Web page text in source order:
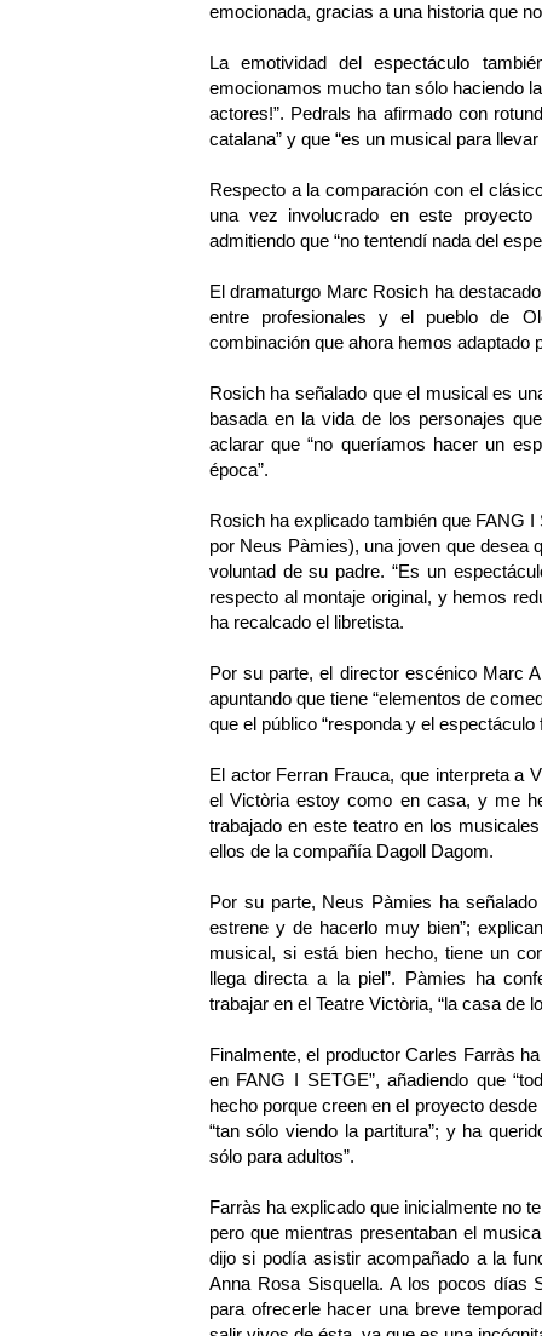
emocionada, gracias a una historia que
La emotividad del espectáculo
emocionamos mucho tan sólo haciendo
actores!”. Pedrals ha afirmado con
catalana” y que “es un musical para
Respecto a la comparación con el
una vez involucrado en este
admitiendo que “no tentendí nada del
El dramaturgo Marc Rosich ha
entre profesionales y el pueblo de
combinación que ahora hemos adaptado
Rosich ha señalado que el musical es
basada en la vida de los personajes
aclarar que “no queríamos hacer un
época”.
Rosich ha explicado también que FANG
por Neus Pàmies), una joven que desea
voluntad de su padre. “Es un
respecto al montaje original, y hemos
ha recalcado el libretista.
Por su parte, el director escénico Marc
apuntando que tiene “elementos de
que el público “responda y el espectáculo
El actor Ferran Frauca, que interpreta a
el Victòria estoy como en casa, y me
trabajado en este teatro en los
ellos de la compañía Dagoll Dagom.
Por su parte, Neus Pàmies ha
estrene y de hacerlo muy bien”;
musical, si está bien hecho, tiene un
llega directa a la piel”. Pàmies ha
trabajar en el Teatre Victòria, “la casa de
Finalmente, el productor Carles Farràs
en FANG I SETGE”, añadiendo que
hecho porque creen en el proyecto
“tan sólo viendo la partitura”; y ha
sólo para adultos”.
Farràs ha explicado que inicialmente no
pero que mientras presentaban el
dijo si podía asistir acompañado a la
Anna Rosa Sisquella. A los pocos días
para ofrecerle hacer una breve